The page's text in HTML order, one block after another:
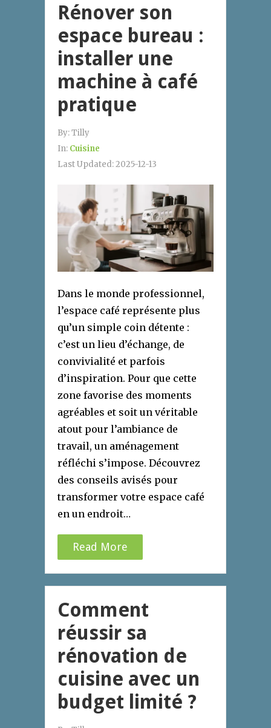
Rénover son
espace bureau :
installer une
machine à café
pratique
By:Tilly
In: Cuisine
Last Updated:2025-12-13
Dans le monde professionnel,
l’espace café représente plus
qu’un simple coin détente :
c’est un lieu d’échange, de
convivialité et parfois
d’inspiration. Pour que cette
zone favorise des moments
agréables et soit un véritable
atout pour l’ambiance de
travail, un aménagement
réfléchi s’impose. Découvrez
des conseils avisés pour
transformer votre espace café
en un endroit…
Read More
Comment
réussir sa
rénovation de
cuisine avec un
budget limité ?